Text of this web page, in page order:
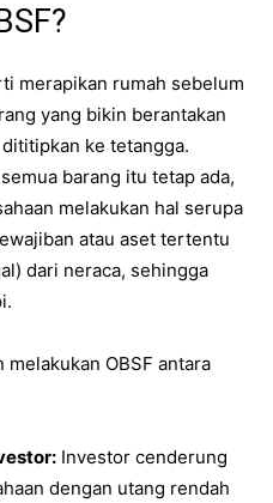
merapikan rumah sebelum
yang bikin berantakan
ke tetangga.
barang itu tetap ada,
melakukan hal serupa
atau aset tertentu
dari neraca, sehingga
melakukan OBSF antara
Investor cenderung
dengan utang rendah